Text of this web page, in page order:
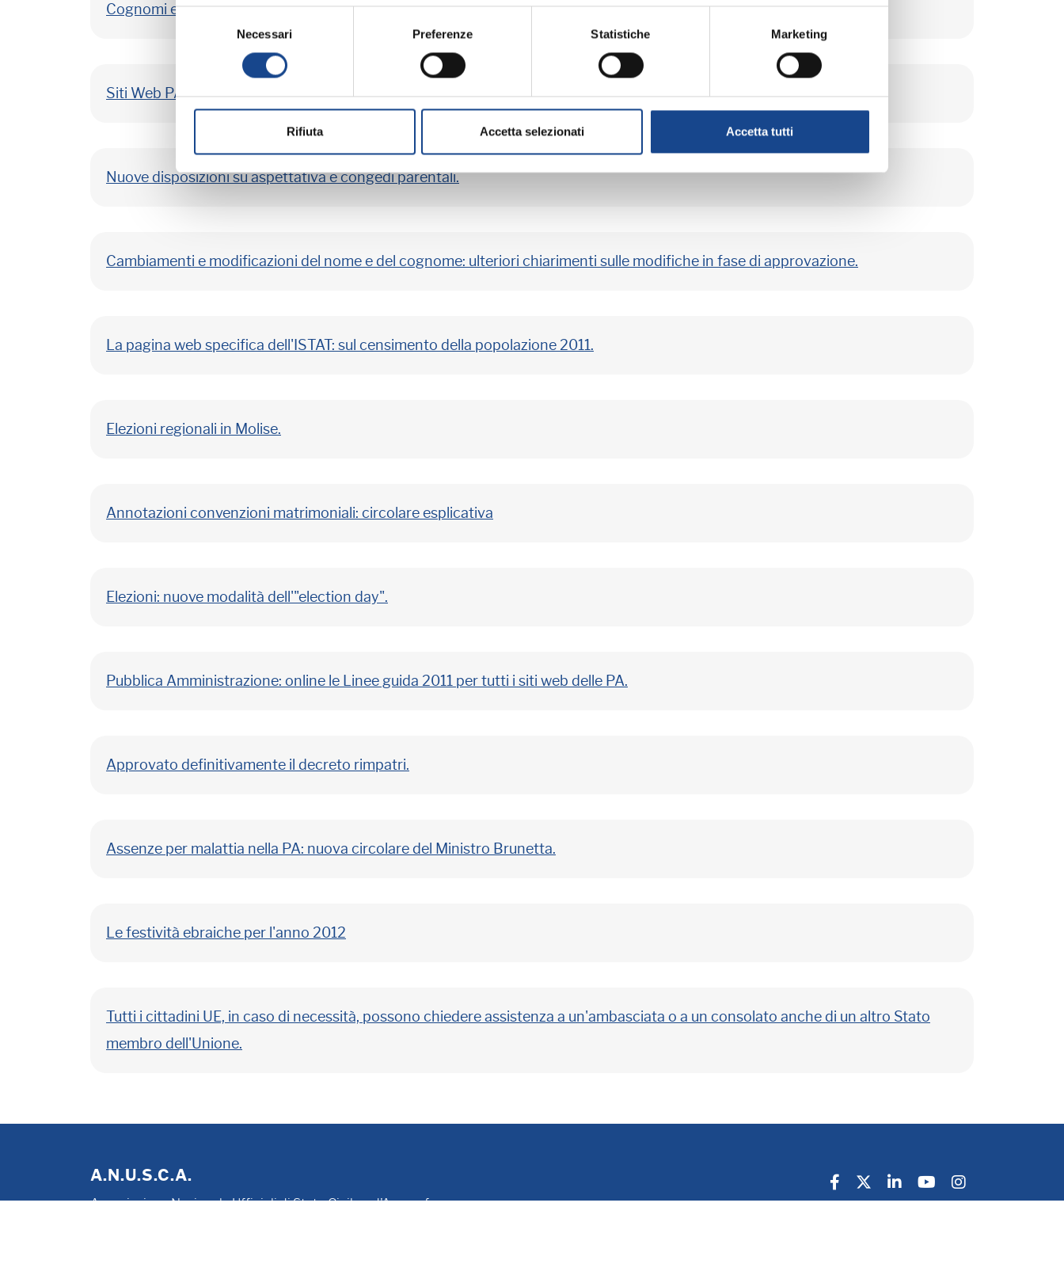
Selezione
Necessari Preferenze Statistiche Marketing
Rifiuta Accetta selezionati Accetta tutti
Cognomi e nomi con segni diacritici: codice fiscale e tessera sanitaria
Siti Web PA: le linee guida
Nuove disposizioni su aspettativa e congedi parentali.
Cambiamenti e modificazioni del nome e del cognome: ulteriori chiarimenti sulle modifiche in fase di approvazione.
La pagina web specifica dell'ISTAT: sul censimento della popolazione 2011.
Elezioni regionali in Molise.
Annotazioni convenzioni matrimoniali: circolare esplicativa
Elezioni: nuove modalità dell'"election day".
Pubblica Amministrazione: online le Linee guida 2011 per tutti i siti web delle PA.
Approvato definitivamente il decreto rimpatri.
Assenze per malattia nella PA: nuova circolare del Ministro Brunetta.
Le festività ebraiche per l'anno 2012
Tutti i cittadini UE, in caso di necessità, possono chiedere assistenza a un'ambasciata o a un consolato anche di un altro Stato
membro dell'Unione.
A.N.U.S.C.A.
Associazione Nazionale Ufficiali di Stato Civile e d'Anagrafe